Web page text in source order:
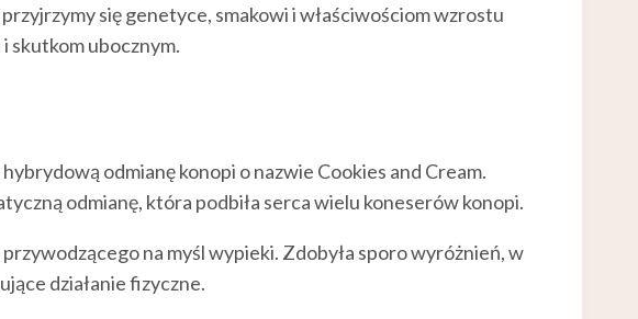
się genetyce, smakowi i właściwościom wzrostu
skutkom ubocznym.
odmianę konopi o nazwie Cookies and Cream.
odmianę, która podbiła serca wielu koneserów konopi.
na myśl wypieki. Zdobyła sporo wyróżnień, w
działanie fizyczne.